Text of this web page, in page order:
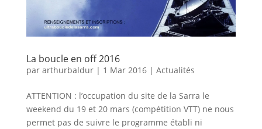
La boucle en off 2016
par arthurbaldur| 1 Mar 2016| Actualités
ATTENTION : l’occupation du site de la Sarra le
weekend du 19 et 20 mars (compétition VTT) ne nous
permet pas de suivre le programme établi ni